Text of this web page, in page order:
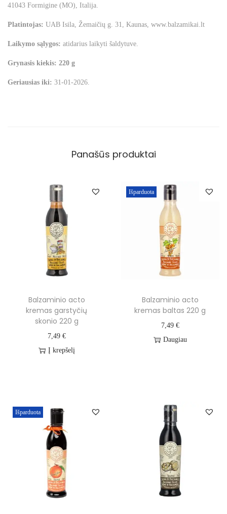
41043 Formigine (MO), Italija.
Platintojas: UAB Isila, Žemaičių g. 31, Kaunas, www.balzamikai.lt
Laikymo sąlygos: atidarius laikyti šaldytuve.
Grynasis kiekis: 220 g
Geriausias iki: 31-01-2026.
Panašūs produktai
Balzaminio acto
kremas garstyčių
skonio 220 g
7,49 €
Į krepšelį
Išparduota
Balzaminio acto
kremas baltas 220 g
7,49 €
Daugiau
Išparduota